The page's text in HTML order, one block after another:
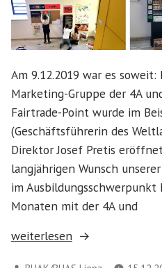
Am 9.12.2019 war es
Marketing-Gruppe der 4A
Fairtrade-Point wurde im
(Geschäftsführerin des
Direktor Josef Pretis
langjährigen Wunsch
im Ausbildungsschwerpunkt
Monaten mit der 4A und
„Der
weiterlesen